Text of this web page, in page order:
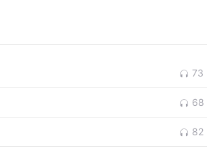
73
68
82